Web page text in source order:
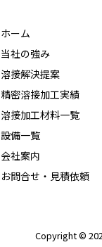
ホーム
当社の強み
溶接解決提案
精密溶接加工実績
溶接加工材料一覧
設備一覧
会社案内
お問合せ・見積依頼
Copyright ©